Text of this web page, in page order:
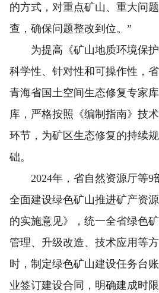
的方式，对重点矿山、重大问
查，确保问题整改到位。”
为提高《矿山地质环境保护
科学性、针对性和可操作性，
青海省国土空间生态修复专家
库，严格按照《编制指南》技
环节，为矿区生态修复的持续
础。
2024年，省自然资源厅等9
全面建设绿色矿山推进矿产资
的实施意见》，统一全省绿色
管理、升级改造、技术应用等
时，制定绿色矿山建设任务台
业签订建设合同，明确建成时